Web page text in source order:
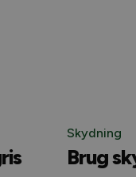
Skydning
Brug